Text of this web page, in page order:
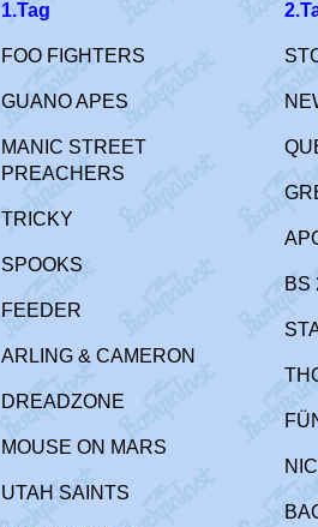
1.Tag
FOO FIGHTERS
GUANO APES
MANIC STREET
PREACHERS
TRICKY
SPOOKS
FEEDER
ARLING & CAMERON
DREADZONE
MOUSE ON MARS
UTAH SAINTS
BS